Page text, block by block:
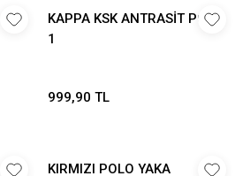
KAPPA KSK ANTRASİT POLO
1
999,90 TL
KIRMIZI POLO YAKA